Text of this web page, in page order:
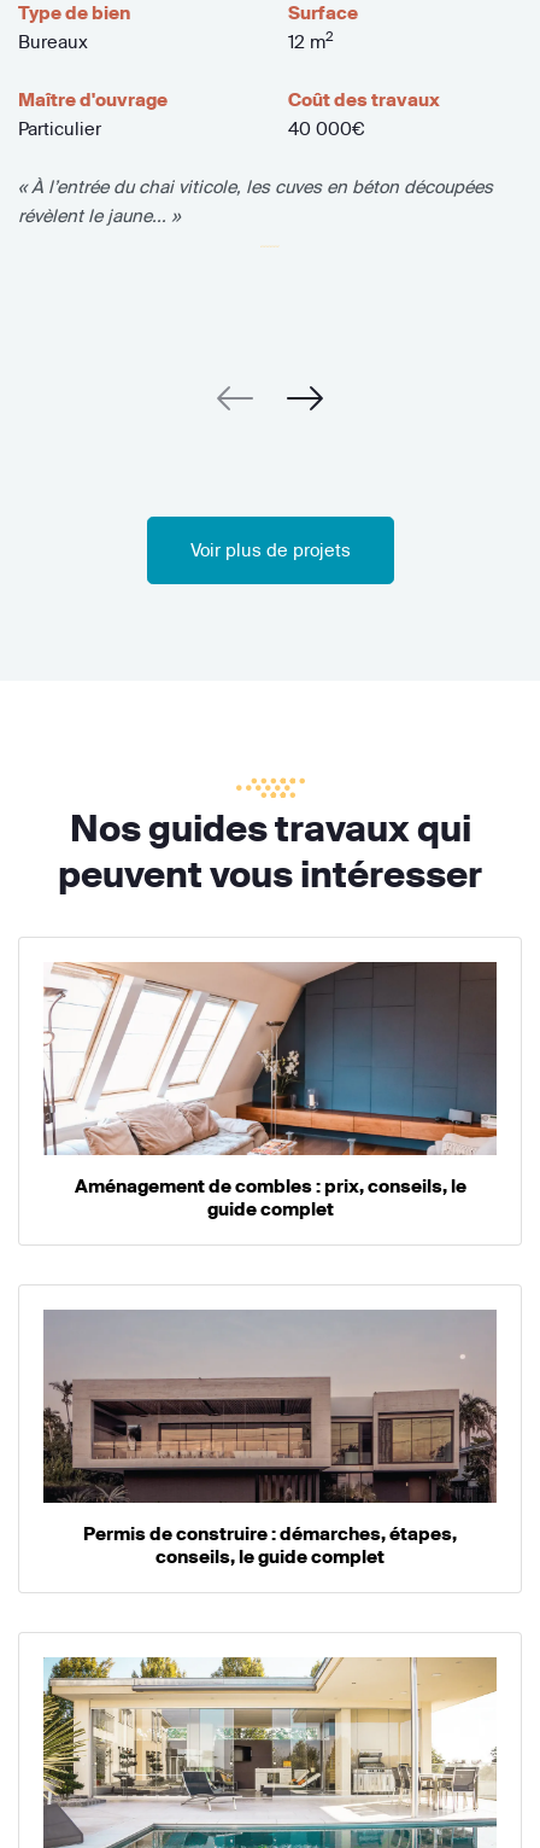
Type de bien
Bureaux
Surface
12 m2
Maître d'ouvrage
Particulier
Coût des travaux
40 000€
« À l’entrée du chai viticole, les cuves en béton découpées
révèlent le jaune... »
Voir plus de projets
Nos guides travaux qui
peuvent vous intéresser
Aménagement de combles : prix, conseils, le
guide complet
Permis de construire : démarches, étapes,
conseils, le guide complet